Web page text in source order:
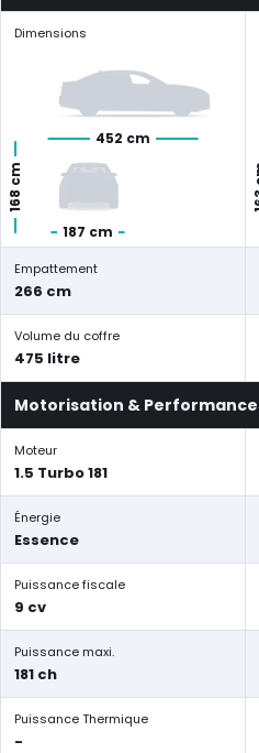
Dimensions
452 cm
187 cm
168 cm
Empattement
266 cm
Volume du coffre
475 litre
Motorisation &
Moteur
1.5 Turbo 181
Énergie
Essence
Puissance fiscale
9 cv
Puissance maxi.
181 ch
Puissance Thermique
-